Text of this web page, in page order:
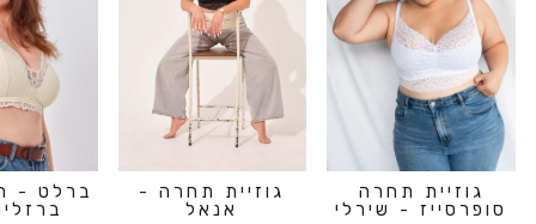
גוזיית תחרה
סופרסייז - שירלי
גוזיית תחרה -
אנאל
ברלט -